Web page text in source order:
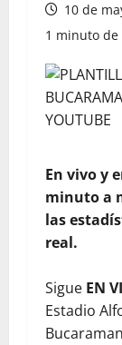
10 de
1 minuto de
En vivo y
minuto a
las
real.
Sigue EN
Estadio